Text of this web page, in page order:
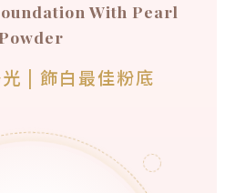
With Pearl
Powder
| 飾白最佳粉底